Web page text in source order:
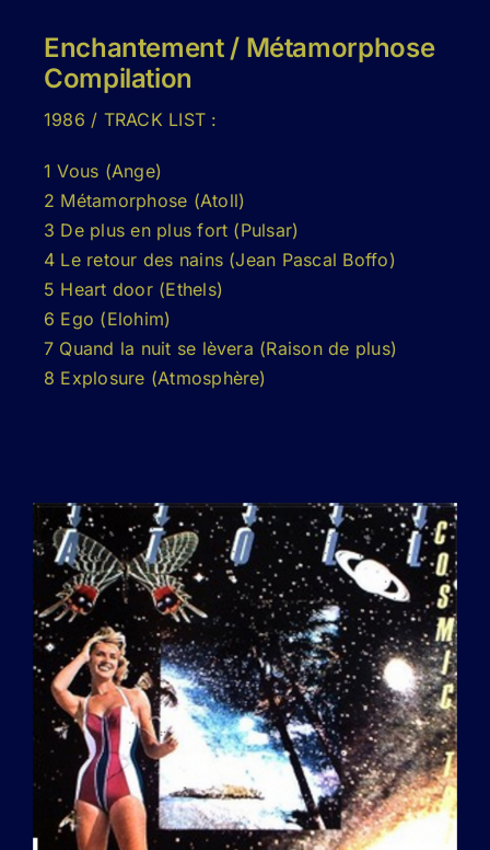
Enchantement / Métamorphose
Compilation
1986 / TRACK LIST :
1 Vous (Ange)
2 Métamorphose (Atoll)
3 De plus en plus fort (Pulsar)
4 Le retour des nains (Jean Pascal Boffo)
5 Heart door (Ethels)
6 Ego (Elohim)
7 Quand la nuit se lèvera (Raison de plus)
8 Explosure (Atmosphère)